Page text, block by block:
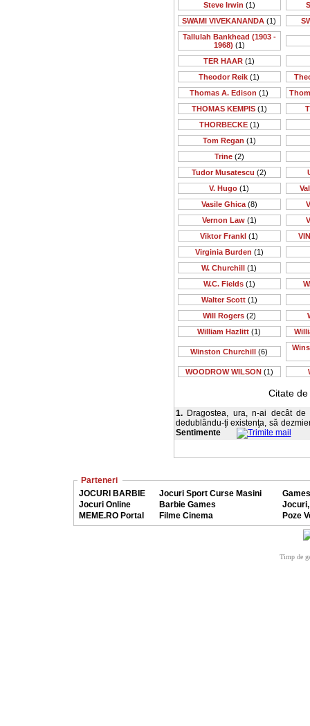
Steve Irwin (1)
SWAMI VIVEKANANDA (1)
Tallulah Bankhead (1903 -
1968) (1)
TER HAAR (1)
Theodor Reik (1)
Thomas A. Edison (1)
THOMAS KEMPIS(1)
THORBECKE(1)
Tom Regan (1)
Trine(2)
Tudor Musatescu (2)
V. Hugo (1)
Vasile Ghica(8)
Vernon Law(1)
Viktor Frankl (1)
Virginia Burden (1)
W. Churchill (1)
W.C. Fields(1)
Walter Scott(1)
Will Rogers(2)
William Hazlitt (1)
Winston Churchill (6)
WOODROW WILSON(1)
Citate de
1.Dragostea, ura, n-ai decât de
dedublându-ţi existenţa, să
Sentimente
Parteneri
JOCURI BARBIE
Jocuri Sport Curse Masini
Jocuri Online
Barbie Games
MEME.RO Portal
Filme Cinema Poze
Timp de